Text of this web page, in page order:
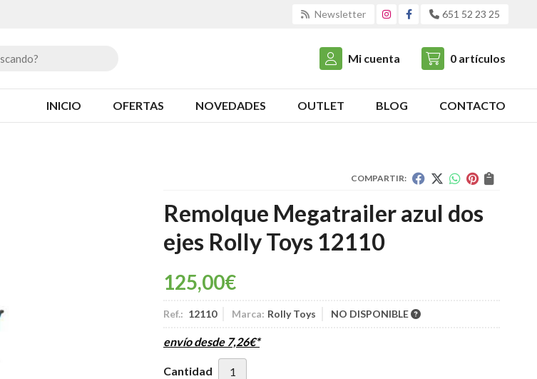
Newsletter 651 52 23 25
Mi cuenta 0 artículos
INICIO OFERTAS NOVEDADES OUTLET BLOG CONTACTO
COMPARTIR:
Remolque Megatrailer azul dos
ejes Rolly Toys 12110
125,00€
Ref.: 12110 Marca: Rolly Toys NO DISPONIBLE
envío desde 7,26€*
Cantidad